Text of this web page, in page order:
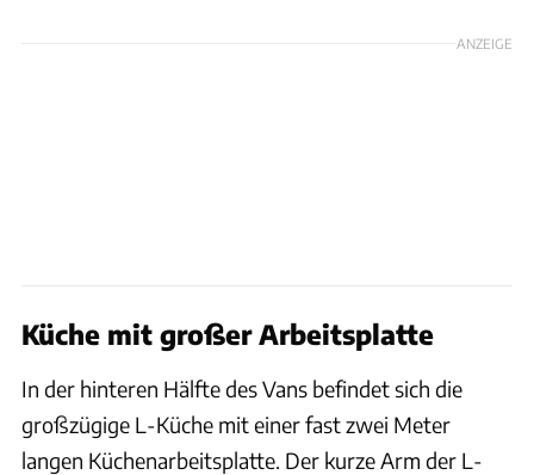
ANZEIGE
Küche mit großer Arbeitsplatte
In der hinteren Hälfte des Vans befindet sich die
großzügige L-Küche mit einer fast zwei Meter
langen Küchenarbeitsplatte. Der kurze Arm der L-